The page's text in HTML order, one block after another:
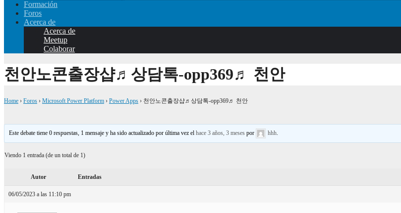
Formación
Foros
Acerca de
Acerca de
Meetup
Colaborar
천안노콘출장샵♬상담톡-opp369♬ 천안
Home › Foros › Microsoft Power Platform › Power Apps › 천안노콘출장샵♬상담톡-opp369♬ 천안
Este debate tiene 0 respuestas, 1 mensaje y ha sido actualizado por última vez elhace 3 años, 3 meses por hhh
Viendo 1 entrada (de un total de 1)
Autor Entradas
06/05/2023 a las 11:10 pm